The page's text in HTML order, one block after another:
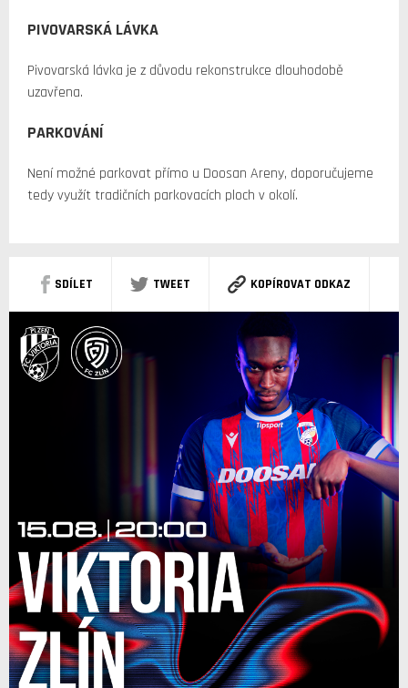
PIVOVARSKÁ LÁVKA
Pivovarská lávka je z důvodu rekonstrukce dlouhodobě
uzavřena.
PARKOVÁNÍ
Není možné parkovat přímo u Doosan Areny, doporučujeme
tedy využít tradičních parkovacích ploch v okolí.
SDÍLET TWEET KOPÍROVAT ODKAZ